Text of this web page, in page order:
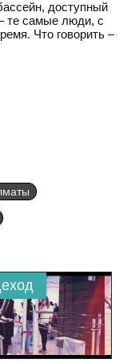
доступный
те самые люди, с
Что говорить –